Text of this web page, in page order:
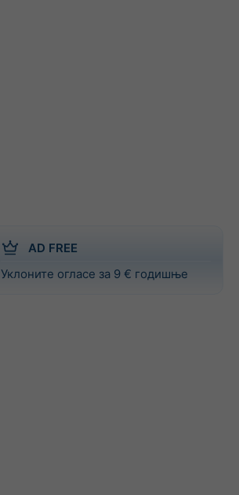
AD FREE
Уклоните огласе за 9 € годишње